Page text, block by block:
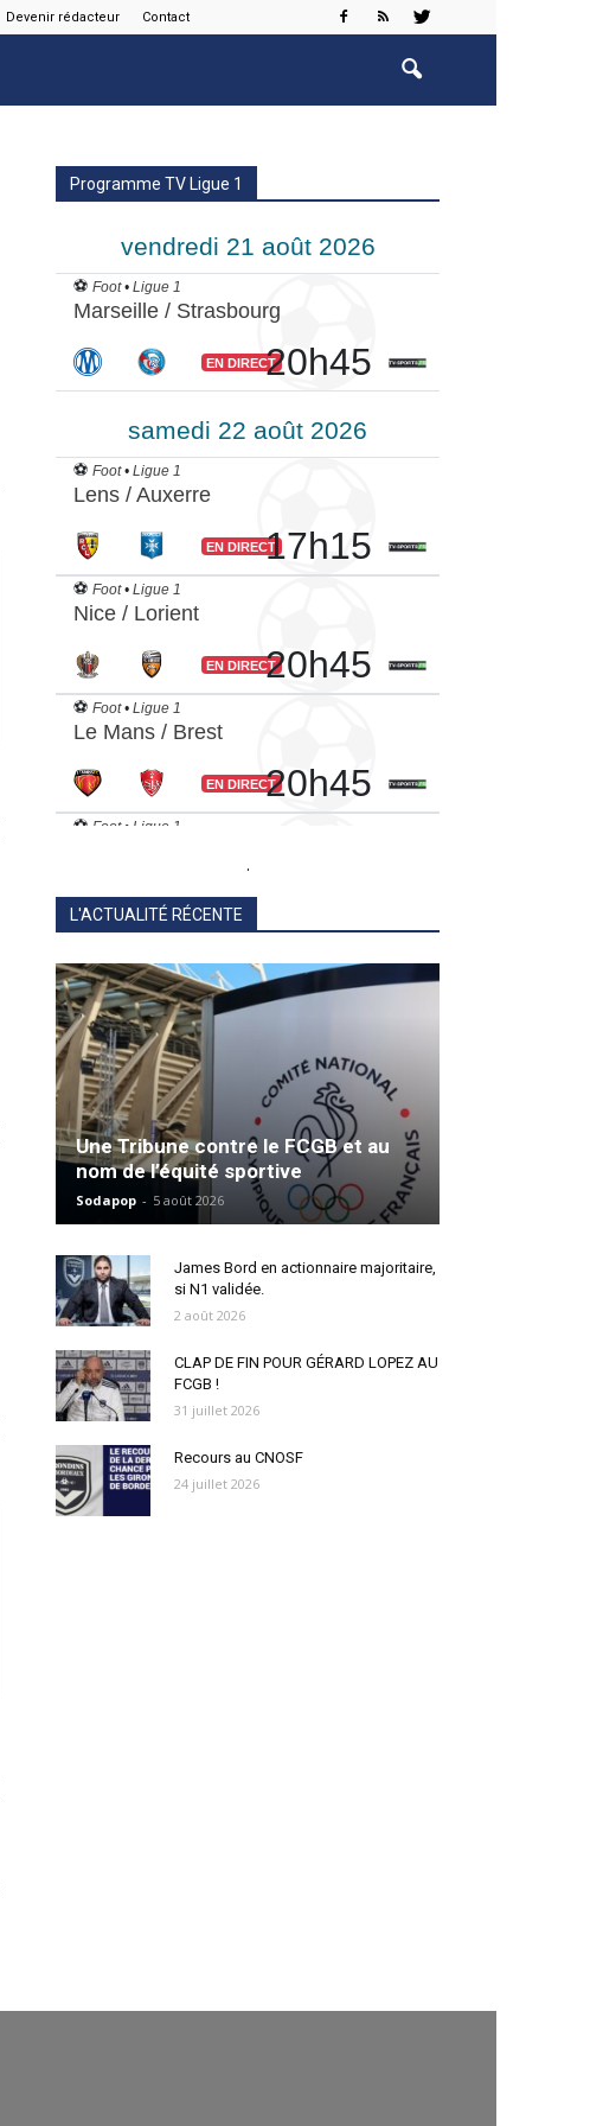
Devenir rédacteur Contact
Programme TV Ligue 1
.
L'ACTUALITÉ RÉCENTE
Une Tribune contre le FCGB et au
nom de l’équité sportive
Sodapop - 5 août 2026
James Bord en actionnaire majoritaire,
si N1 validée.
2 août 2026
CLAP DE FIN POUR GÉRARD LOPEZ AU
FCGB !
31 juillet 2026
Recours au CNOSF
24 juillet 2026